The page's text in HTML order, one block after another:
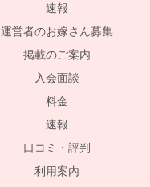
速報
運営者のお嫁さん募集
掲載のご案内
入会面談
料金
速報
口コミ・評判
利用案内